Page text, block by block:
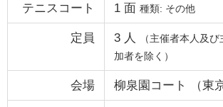
テニスコート 1面 種類: その他
定員 3 人
（主催者本人及
加者を除く）
会場 柳泉園コート （東